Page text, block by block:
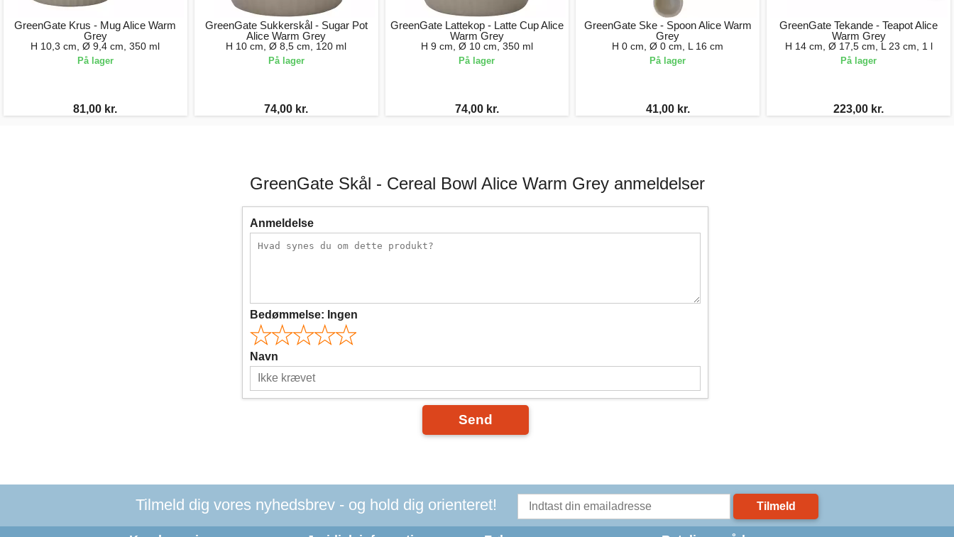
GreenGate Krus - Mug Alice Warm
Grey
H 10,3 cm, Ø 9,4 cm, 350 ml
På lager
81,00 kr.
GreenGate Sukkerskål - Sugar Pot
Alice Warm Grey
H 10 cm, Ø 8,5 cm, 120 ml
På lager
74,00 kr.
GreenGate Lattekop - Latte Cup Alice
Warm Grey
H 9 cm, Ø 10 cm, 350 ml
På lager
74,00 kr.
GreenGate Ske - Spoon Alice Warm
Grey
H 0 cm, Ø 0 cm, L 16 cm
På lager
41,00 kr.
GreenGate Tekande - Teapot Alice
Warm Grey
H 14 cm, Ø 17,5 cm, L 23 cm, 1 l
På lager
223,00 kr.
GreenGate Skål - Cereal Bowl Alice Warm Grey anmeldelser
Anmeldelse
Bedømmelse: Ingen
Navn
Send
Tilmeld dig vores nyhedsbrev - og hold dig orienteret! Tilmeld